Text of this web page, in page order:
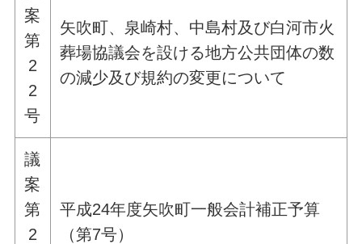
案
第
2
2
号
矢吹町、泉崎村、中島村及び白河市火
葬場協議会を設ける地方公共団体の数
の減少及び規約の変更について
議
案
第
2
平成24年度矢吹町一般会計補正予算
（第7号）